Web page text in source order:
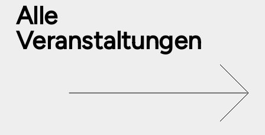
Alle
Veranstaltungen